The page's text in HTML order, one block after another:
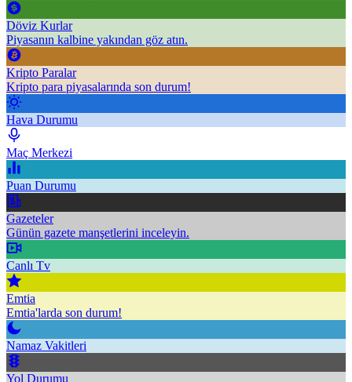
Döviz Kurlar
Piyasanın kalbine yakından göz atın.
Kripto Paralar
Kripto para piyasalarında son durum!
Hava Durumu
Maç Merkezi
Puan Durumu
Gazeteler
Günün gazete manşetlerini inceleyin.
Canlı Tv
Emtia
Emtia'larda son durum!
Namaz Vakitleri
Yol Durumu